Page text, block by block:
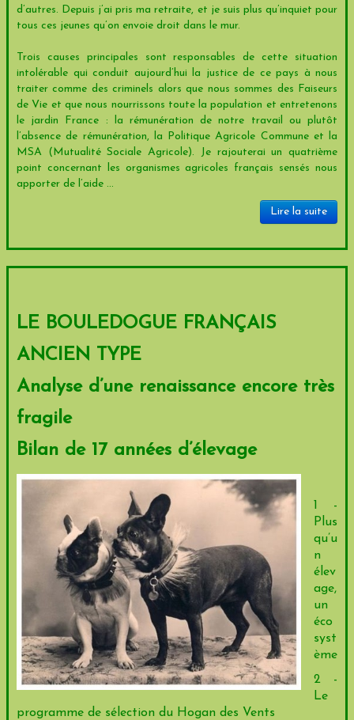
d’autres. Depuis j’ai pris ma retraite, et je suis plus qu’inquiet pour
tous ces jeunes qu’on envoie droit dans le mur.
Trois causes principales sont responsables de cette situation
intolérable qui conduit aujourd’hui la justice de ce pays à nous
traiter comme des criminels alors que nous sommes des Faiseurs
de Vie et que nous nourrissons toute la population et entretenons
le jardin France : la rémunération de notre travail ou plutôt
l’absence de rémunération, la Politique Agricole Commune et la
MSA (Mutualité Sociale Agricole). Je rajouterai un quatrième
point concernant les organismes agricoles français sensés nous
apporter de l’aide ...
Lire la suite
LE BOULEDOGUE FRANÇAIS
ANCIEN TYPE
Analyse d’une renaissance encore très
fragile
Bilan de 17 années d’élevage
1 -
Plus
qu’u
n
élev
age,
un
éco
syst
ème
2 -
Le
programme de sélection du Hogan des Vents